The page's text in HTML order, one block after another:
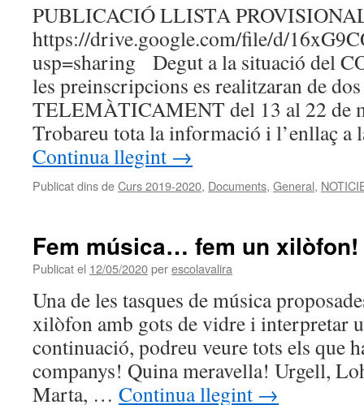
PUBLICACIÓ LLISTA
https://drive.google.com/file/d/
usp=sharing Degut a la situació del
les preinscripcions es realitzaran de
TELEMÀTICAMENT del 13 al 22 de
Trobareu tota la informació i l’enllaç
Continua llegint →
Publicat dins deCurs 2019-2020, Documents, General,
Fem música… fem un xilòfon!
Publicat el 12/05/2020perescolavalira
Una de les tasques de música
xilòfon amb gots de vidre i interpretar
continuació, podreu veure tots els que
companys! Quina meravella! Urgell,
Marta, … Continua llegint →